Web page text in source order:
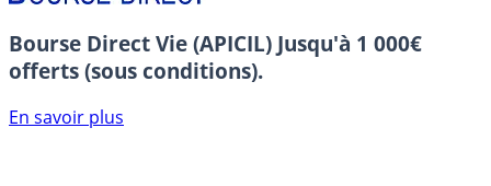
Bourse Direct Vie (APICIL) Jusqu'à 1 000€
offerts (sous conditions).
En savoir plus